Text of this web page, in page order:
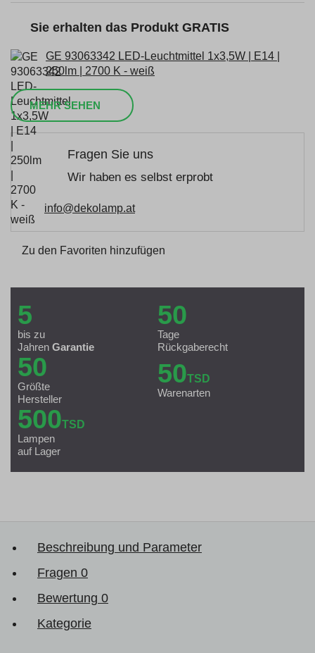
Sie erhalten das Produkt GRATIS
GE 93063342 LED-Leuchtmittel 1x3,5W | E14 |
250lm | 2700 K - weiß
MEHR SEHEN
Fragen Sie uns
Wir haben es selbst erprobt
info@dekolamp.at
Zu den Favoriten hinzufügen
5
bis zu
Jahren Garantie
50
Tage
Rückgaberecht
50
Größte
Hersteller
50TSD
Warenarten
500TSD
Lampen
auf Lager
Beschreibung und Parameter
Fragen 0
Bewertung 0
Kategorie